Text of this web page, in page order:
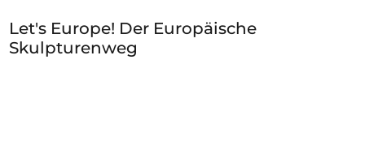
Let's Europe! Der Europäische
Skulpturenweg